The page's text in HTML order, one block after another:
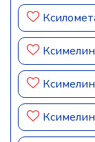
Ксимелин